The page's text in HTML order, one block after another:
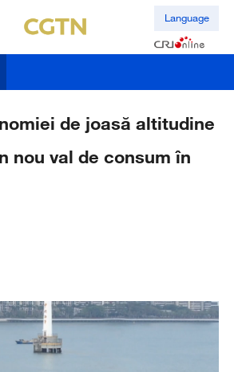
Language
de joasă altitudine
nou val de consum în